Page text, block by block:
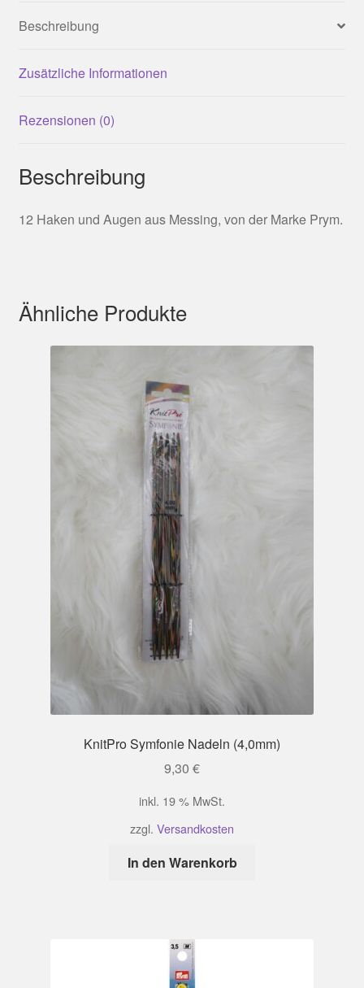
Beschreibung
Zusätzliche Informationen
Rezensionen (0)
Beschreibung
12 Haken und Augen aus Messing, von der Marke Prym.
Ähnliche Produkte
KnitPro Symfonie Nadeln (4,0mm)
9,30 €
inkl. 19 % MwSt.
zzgl. Versandkosten
In den Warenkorb